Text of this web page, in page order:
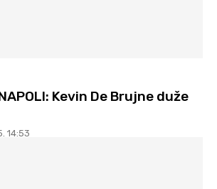
Kevin De Brujne duže
14:53